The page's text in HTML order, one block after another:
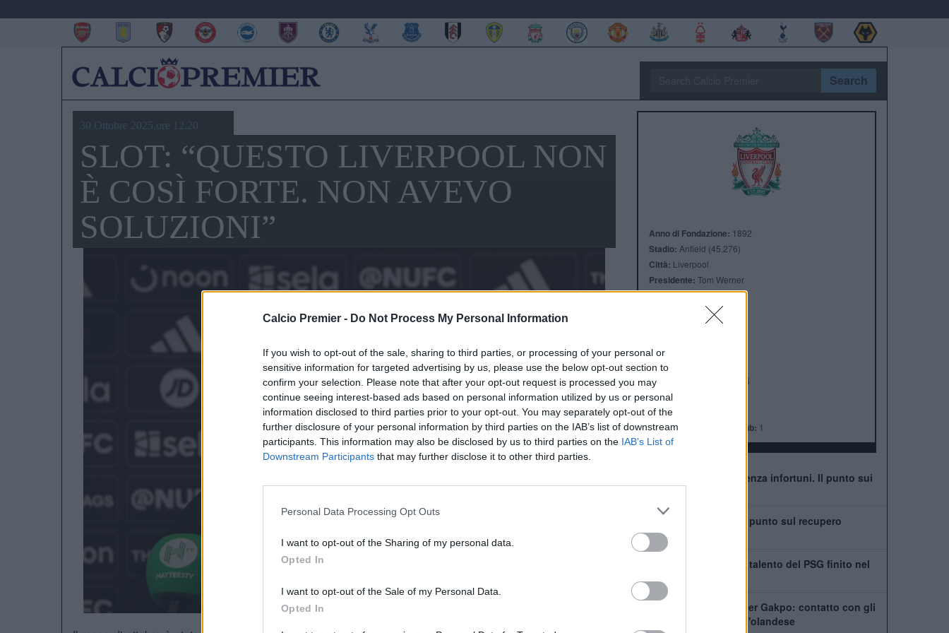
Calcio Premier - Do Not Process My Personal Information
If you wish to opt-out of the sale, sharing to third parties, or processing of your personal or
sensitive information for targeted advertising by us, please use the below opt-out section to
confirm your selection. Please note that after your opt-out request is processed you may
continue seeing interest-based ads based on personal information utilized by us or personal
information disclosed to third parties prior to your opt-out. You may separately opt-out of the
further disclosure of your personal information by third parties on the IAB’s list of downstream
participants. This information may also be disclosed by us to third parties on the IAB’s List of
Downstream Participants that may further disclose it to other third parties.
Personal Data Processing Opt Outs
I want to opt-out of the Sharing of my personal data.
Opted In
I want to opt-out of the Sale of my Personal Data.
Opted In
Search
30 Ottobre 2025,ore 12.20
SLOT: “QUESTO LIVERPOOL NON
È COSÌ FORTE. NON AVEVO
SOLUZIONI”
Anno di Fondazione: 1892
Stadio: Anfield (45.276)
Città: Liverpool
Presidente: Tom Werner
Manager:Arne Slot
FA Cup:
League Cup:
FA Community Shield: 16
Champions League:
Supercoppa Europea:
Coppa del Mondo per Club: 1
Liverpool: è già emergenza infortuni. Il punto sui
Leoni vede il ritorno: il punto sul recupero
dall'infortunio
Chi è Ibrahim Mbaye, il talento del PSG finito nel
mirino del Liverpool
Tottenham scatenato per Gakpo: contatto con gli
agenti, De Zerbi vuole l'olandese